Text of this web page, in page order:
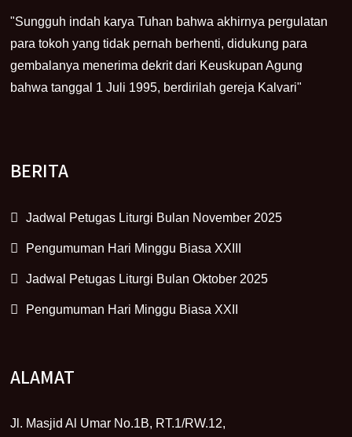
"Sungguh indah karya Tuhan bahwa akhirnya pergulatan
para tokoh yang tidak pernah berhenti, didukung para
gembalanya menerima dekrit dari Keuskupan Agung
bahwa tanggal 1 Juli 1995, berdirilah gereja Kalvari"
BERITA
Jadwal Petugas Liturgi Bulan November 2025
Pengumuman Hari Minggu Biasa XXIII
Jadwal Petugas Liturgi Bulan Oktober 2025
Pengumuman Hari Minggu Biasa XXII
ALAMAT
Jl. Masjid Al Umar No.1B, RT.1/RW.12,